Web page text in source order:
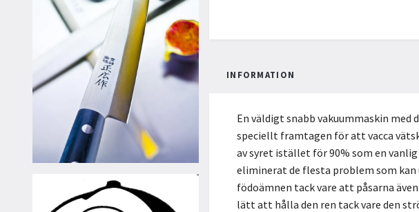
INFORMATION
En väldigt snabb vakuummaskin med
speciellt framtagen för att vacca
av syret istället för 90% som en
eliminerat de flesta problem som kan
födoämnen tack vare att påsarna
lätt att hålla den ren tack vare den